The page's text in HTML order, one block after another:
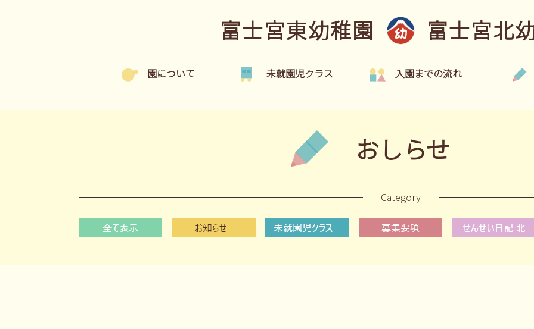
富士宮東幼稚園 富士宮北
園について 未就園児クラス 入園までの流れ
おしらせ
Category